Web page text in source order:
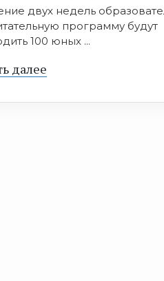
двух недель
программу будут
100 юных ...
далее